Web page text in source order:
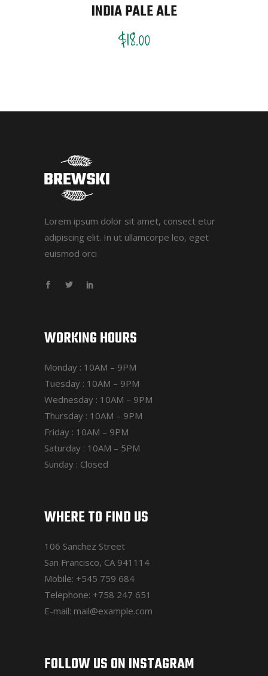
INDIA PALE ALE
$18.00
Lorem ipsum dolor sit amet, consect etur
adipiscing elit. In ut ullamcorpe leo, eget
euismod orci
WORKING HOURS
Monday : 10AM – 9PM
Tuesday : 10AM – 9PM
Wednesday : 10AM – 9PM
Thursday : 10AM – 9PM
Friday : 10AM – 9PM
Saturday : 10AM – 5PM
Sunday : Closed
WHERE TO FIND US
106 Sanchez Street
San Francisco, CA 941114
Mobile: +545 759 684
Telephone: +758 247 651
E-mail: mail@example.com
FOLLOW US ON INSTAGRAM